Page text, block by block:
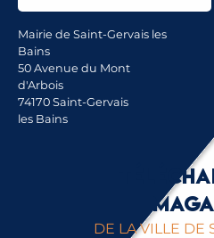
Mairie de Saint-Gervais les
Bains
50 Avenue du Mont
d'Arbois
74170 Saint-Gervais
les Bains
DE LA VILLE DE